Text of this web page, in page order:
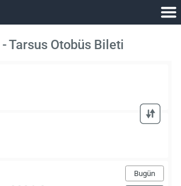
Tarsus Otobüs Bileti
Bugün